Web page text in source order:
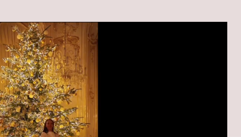
paláci vám
Luxus a 16-tisíc